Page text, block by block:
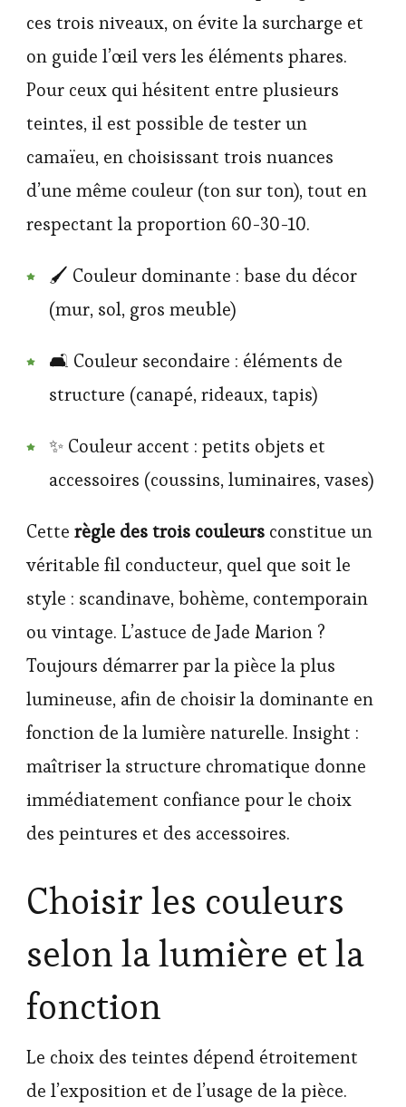
ces trois niveaux, on évite la surcharge et
on guide l’œil vers les éléments phares.
Pour ceux qui hésitent entre plusieurs
teintes, il est possible de tester un
camaïeu, en choisissant trois nuances
d’une même couleur (ton sur ton), tout en
respectant la proportion 60-30-10.
🖌️ Couleur dominante : base du décor
(mur, sol, gros meuble)
🛋️ Couleur secondaire : éléments de
structure (canapé, rideaux, tapis)
✨ Couleur accent : petits objets et
accessoires (coussins, luminaires, vases)
Cette règle des trois couleurs constitue un
véritable fil conducteur, quel que soit le
style : scandinave, bohème, contemporain
ou vintage. L’astuce de Jade Marion ?
Toujours démarrer par la pièce la plus
lumineuse, afin de choisir la dominante en
fonction de la lumière naturelle. Insight :
maîtriser la structure chromatique donne
immédiatement confiance pour le choix
des peintures et des accessoires.
Choisir les couleurs
selon la lumière et la
fonction
Le choix des teintes dépend étroitement
de l’exposition et de l’usage de la pièce.